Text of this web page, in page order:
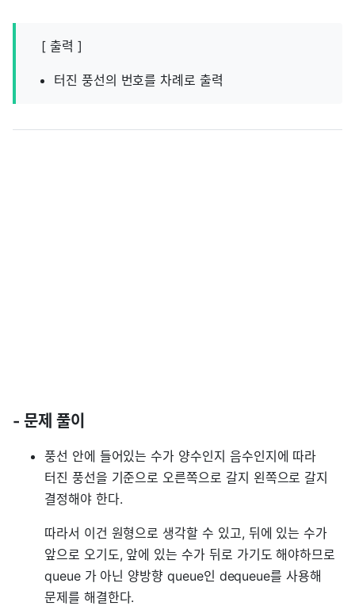
[ 출력 ]
터진 풍선의 번호를 차례로 출력
- 문제 풀이
풍선 안에 들어있는 수가 양수인지 음수인지에 따라
터진 풍선을 기준으로 오른쪽으로 갈지 왼쪽으로 갈지
결정해야 한다.
따라서 이건 원형으로 생각할 수 있고, 뒤에 있는 수가
앞으로 오기도, 앞에 있는 수가 뒤로 가기도 해야하므로
queue 가 아닌 양방향 queue인 dequeue를 사용해
문제를 해결한다.